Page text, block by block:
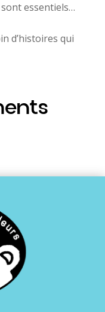
essentiels…
d’histoires qui